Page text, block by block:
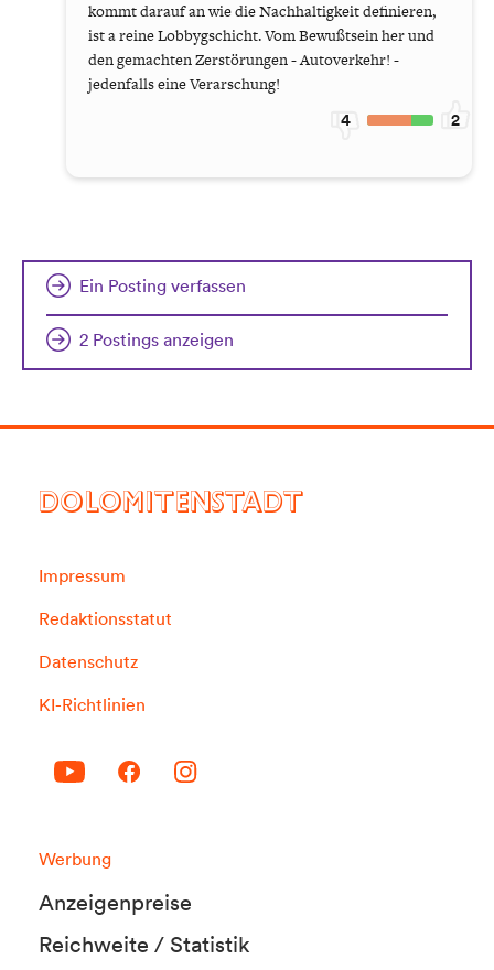
kommt darauf an wie die Nachhaltigkeit definieren,
ist a reine Lobbygschicht. Vom Bewußtsein her und
den gemachten Zerstörungen - Autoverkehr! -
jedenfalls eine Verarschung!
4 2
Ein Posting verfassen
2 Postings anzeigen
DOLOMITENSTADT
Impressum
Redaktionsstatut
Datenschutz
KI-Richtlinien
Werbung
Anzeigenpreise
Reichweite / Statistik